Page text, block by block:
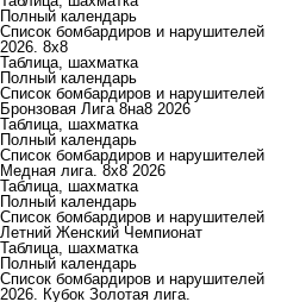
Полный календарь
Список бомбардиров и нарушителей
2026. 8х8
Таблица, шахматка
Полный календарь
Список бомбардиров и нарушителей
Бронзовая Лига 8на8 2026
Таблица, шахматка
Полный календарь
Список бомбардиров и нарушителей
Медная лига. 8x8 2026
Таблица, шахматка
Полный календарь
Список бомбардиров и нарушителей
Летний Женский Чемпионат
Таблица, шахматка
Полный календарь
Список бомбардиров и нарушителей
2026. Кубок Золотая лига.